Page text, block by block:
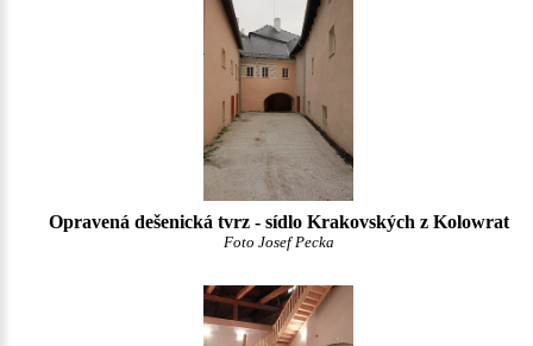
Opravená dešenická tvrz - sídlo Krakovských z Kolowrat
Foto Josef Pecka